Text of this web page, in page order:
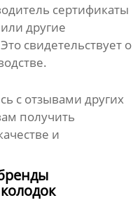
сертификаты
другие
свидетельствует о
с отзывами других
получить
и